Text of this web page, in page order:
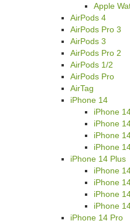
Apple
AirPods 4
AirPods Pro 3
AirPods 3
AirPods Pro 2
AirPods 1/2
AirPods Pro
AirTag
iPhone 14
iPhone
iPhone
iPhone
iPhone
iPhone 14 Plus
iPhone
iPhone
iPhone
iPhone
iPhone 14 Pro